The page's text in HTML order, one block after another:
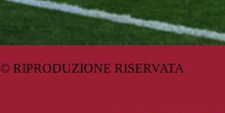
© RIPRODUZIONE RISERVATA